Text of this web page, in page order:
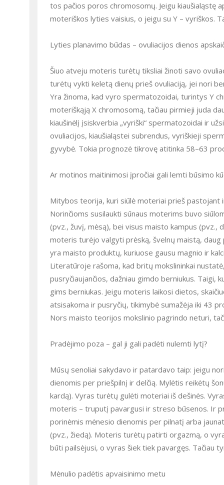
tos pačios poros chromosomų. Jeigu kiaušialąstę
moteriškos lyties vaisius, o jeigu su Y – vyriškos.
Lyties planavimo būdas – ovuliacijos dienos
Šiuo atveju moteris turėtų tiksliai žinoti savo
turėtų vykti keletą dienų prieš ovuliaciją, jei nori
Yra žinoma, kad vyro spermatozoidai, turintys Y
moteriškąją X chromosomą, tačiau pirmieji juda
kiaušinėlį įsiskverbia „vyriški“ spermatozoidai ir
ovuliacijos, kiaušialąstei subrendus, vyriškieji
gyvybė. Tokia prognozė tikrovę atitinka 58–63
Ar motinos maitinimosi įpročiai gali lemti būsimo
Mitybos teorija, kuri siūlė moteriai prieš pastojant
Norinčioms susilaukti sūnaus moterims buvo
(pvz., žuvį, mėsą), bei visus maisto kampus (pvz.,
moteris turėjo valgyti prėską, švelnų maistą,
yra maisto produktų, kuriuose gausu magnio ir
Literatūroje rašoma, kad britų mokslininkai
pusryčiaujančios, dažniau gimdo berniukus.
gims berniukas. Jeigu moteris laikosi dietos,
atsisakoma ir pusryčių, tikimybė sumažėja iki 43
Nors maisto teorijos mokslinio pagrindo neturi,
Pradėjimo poza – gal ji gali padėti nulemti lytį?
Mūsų senoliai sakydavo ir patardavo taip: jeigu
dienomis per priešpilnį ir delčią. Mylėtis reikėtų
kardą). Vyras turėtų gulėti moteriai iš dešinės.
moteris – truputį pavargusi ir streso būsenos. Ir
porinėmis mėnesio dienomis per pilnatį arba
(pvz., žiedą). Moteris turėtų patirti orgazmą, o
būti pailsėjusi, o vyras šiek tiek pavargęs. Tačiau
Mėnulio padėtis apvaisinimo metu